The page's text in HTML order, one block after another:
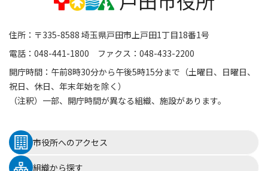
住所：〒335-8588 埼玉県戸田市上戸田1丁目18番1号
電話：048-441-1800 ファクス：048-433-2200
開庁時間：午前8時30分から午後5時15分まで（土曜日、日曜日、
祝日、休日、年末年始を除く）
（注釈）一部、開庁時間が異なる組織、施設があります。
市役所へのアクセス
組織から探す